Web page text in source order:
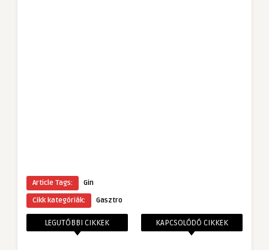
Article Tags:
Gin
Cikk kategóriák:
Gasztro
LEGUTÓBBI CIKKEK KAPCSOLÓDÓ CIKKEK